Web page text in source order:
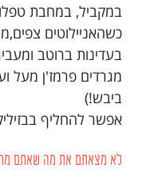
במקביל, במחבת
כשהאניילוטים
בעדינות ברוטב
מגרדים פרמז'ן מעל
ביבש!)
אפשר להחליף
לא מצאתם את מה שאתם